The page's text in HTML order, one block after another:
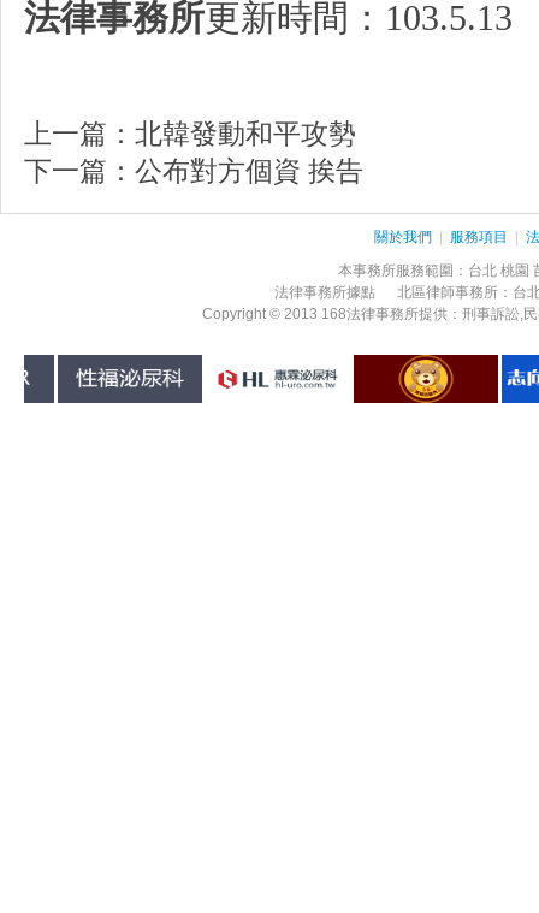
法律事務所更新時間： 103.5.13
上一篇： 北韓發動和平攻勢
下一篇： 公布對方個資 挨告
關於我們 服務項目
本事務所服務範圍：台北 桃園
法律事務所據點 北區律師事務所：台
Copyright © 2013 168法律事務所提供：刑事訴訟